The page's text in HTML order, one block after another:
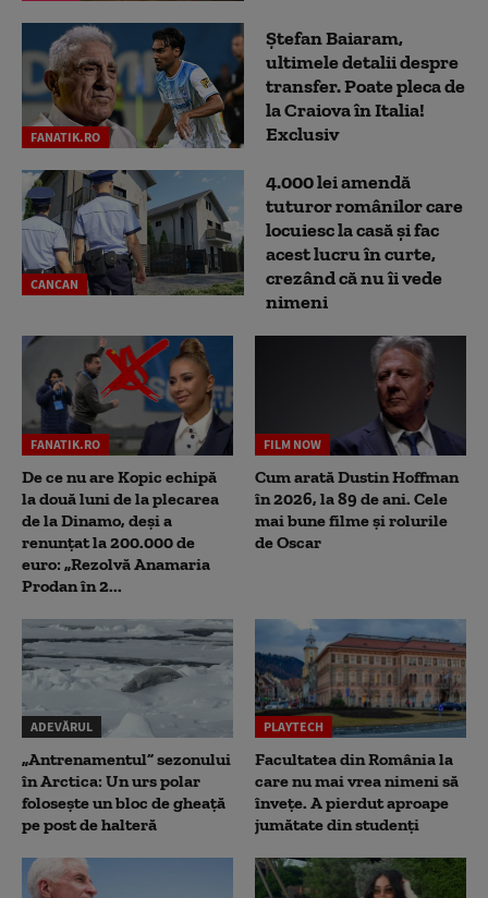
FANATIK.RO
Ștefan Baiaram,
ultimele detalii despre
transfer. Poate pleca de
la Craiova în Italia!
Exclusiv
CANCAN
4.000 lei amendă
tuturor românilor care
locuiesc la casă și fac
acest lucru în curte,
crezând că nu îi vede
nimeni
FANATIK.RO
De ce nu are Kopic echipă
la două luni de la plecarea
de la Dinamo, deși a
renunțat la 200.000 de
euro: „Rezolvă Anamaria
Prodan în 2...
FILM NOW
Cum arată Dustin Hoffman
în 2026, la 89 de ani. Cele
mai bune filme și rolurile
de Oscar
ADEVĂRUL
„Antrenamentul” sezonului
în Arctica: Un urs polar
folosește un bloc de gheață
pe post de halteră
PLAYTECH
Facultatea din România la
care nu mai vrea nimeni să
înveţe. A pierdut aproape
jumătate din studenţi